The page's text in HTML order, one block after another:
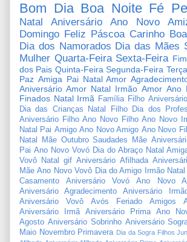
Bom Dia Boa Noite Fé
Natal Aniversário Ano Novo
Domingo Feliz Páscoa Carinho
Dia dos Namorados Dia das Mães
Mulher Quarta-Feira Sexta-Feira
dos Pais Quinta-Feira Segunda-Feira
Paz Amiga Pai Natal Amor
Aniversário Amor Natal Irmão Amor Ano
Finados Natal Irmã Família Filho
Dia das Crianças
Natal Filho Dia dos
Aniversário Filho Ano Novo Filho Ano Novo
Natal Pai Amigo Ano Novo Amigo Ano Novo
Natal Mãe Outubro Saudades Mãe
Pai Ano Novo Vovó Dia do Abraço Natal
Vovô
Natal gif Aniversário Afilhada
Mãe Ano Novo Vovô Dia do Amigo Irmão
Casamento
Aniversário Vovó Ano Novo
Aniversário Agradecimento
Aniversário
Aniversário Vovô
Avós Feriado Amigos
Aniversário Irmã
Aniversário Prima Ano
Agosto Aniversário Sobrinho Aniversário
Maio Novembro Primavera Dia da Sogra Filhos